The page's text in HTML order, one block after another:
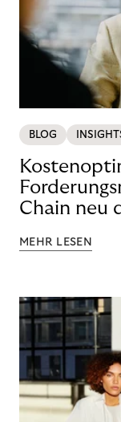
BLOG
Chain neu
MEHR LESEN